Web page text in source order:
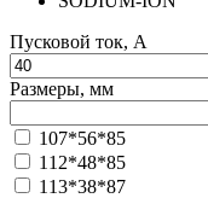
Пусковой ток, A
Размеры, мм
107*56*85
112*48*85
113*38*87